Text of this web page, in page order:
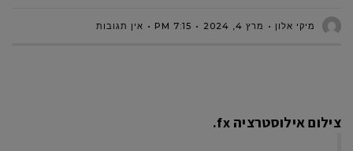
מיקי אלון מרץ 4, 2024 7:15 PM אין תגובות
צילום אילוסטרציה fx.